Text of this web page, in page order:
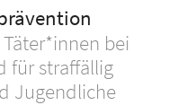
bei
für straffällig
Jugendliche